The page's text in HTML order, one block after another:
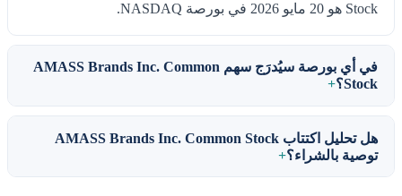
Stock هو 20 مايو 2026 في بورصة NASDAQ.
في أي بورصة سيُدرَج سهم AMASS Brands Inc. Common
Stock؟
هل تحليل اكتتاب AMASS Brands Inc. Common Stock
توصية بالشراء؟